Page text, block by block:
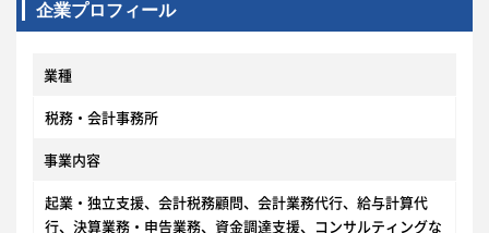
企業プロフィール
業種
税務・会計事務所
事業内容
起業・独立支援、会計税務顧問、会計業務代行、給与計算代
行、決算業務・申告業務、資金調達支援、コンサルティングな